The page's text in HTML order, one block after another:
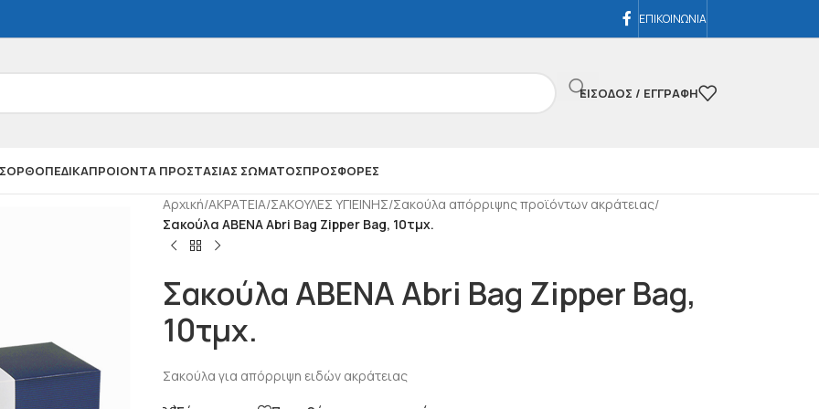
ΕΠΙΚΟΙΝΩΝΙΑ
ΕΊΣΟΔΟΣ / ΕΓΓΡΑΦΉ
ΟΡΘΟΠΕΔΙΚΑΠΡΟΙΟΝΤΑ ΠΡΟΣΤΑΣΙΑΣ ΣΩΜΑΤΟΣΠΡΟΣΦΟΡΕΣ
Αρχική/ΑΚΡΑΤΕΙΑ/ΣΑΚΟΥΛΕΣ ΥΓΙΕΙΝΗΣ/Σακούλα απόρριψης προϊόντων ακράτειας/
Σακούλα ABENA Abri Bag Zipper Bag, 10τμχ.
Σακούλα ABENA Abri Bag Zipper Bag,
10τμχ.
Σακούλα για απόρριψη ειδών ακράτειας